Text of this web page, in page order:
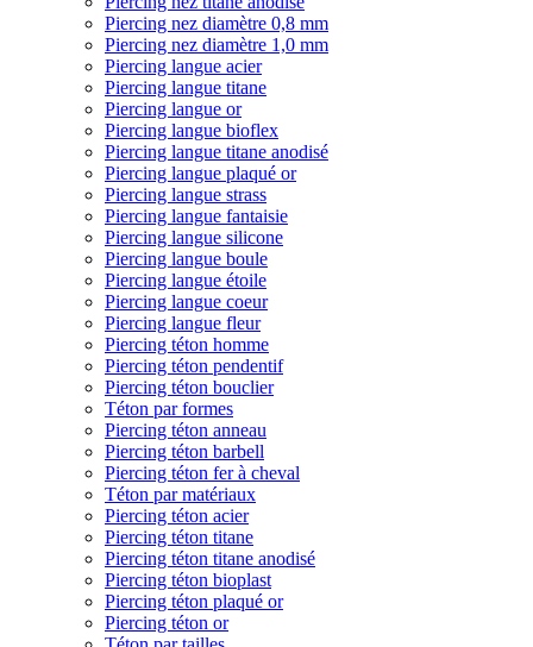
Piercing nez diamètre 0,8 mm
Piercing nez diamètre 1,0 mm
Piercing langue acier
Piercing langue titane
Piercing langue or
Piercing langue bioflex
Piercing langue titane anodisé
Piercing langue plaqué or
Piercing langue strass
Piercing langue fantaisie
Piercing langue silicone
Piercing langue boule
Piercing langue étoile
Piercing langue coeur
Piercing langue fleur
Piercing téton homme
Piercing téton pendentif
Piercing téton bouclier
Téton par formes
Piercing téton anneau
Piercing téton barbell
Piercing téton fer à cheval
Téton par matériaux
Piercing téton acier
Piercing téton titane
Piercing téton titane anodisé
Piercing téton bioplast
Piercing téton plaqué or
Piercing téton or